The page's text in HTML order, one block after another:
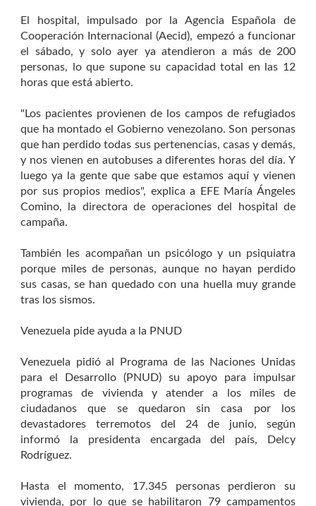
El hospital, impulsado por la Agencia Española de
Cooperación Internacional (Aecid), empezó a funcionar
el sábado, y solo ayer ya atendieron a más de 200
personas, lo que supone su capacidad total en las 12
horas que está abierto.
"Los pacientes provienen de los campos de refugiados
que ha montado el Gobierno venezolano. Son personas
que han perdido todas sus pertenencias, casas y demás,
y nos vienen en autobuses a diferentes horas del día. Y
luego ya la gente que sabe que estamos aquí y vienen
por sus propios medios", explica a EFE María Ángeles
Comino, la directora de operaciones del hospital de
campaña.
También les acompañan un psicólogo y un psiquiatra
porque miles de personas, aunque no hayan perdido
sus casas, se han quedado con una huella muy grande
tras los sismos.
Venezuela pide ayuda a la PNUD
Venezuela pidió al Programa de las Naciones Unidas
para el Desarrollo (PNUD) su apoyo para impulsar
programas de vivienda y atender a los miles de
ciudadanos que se quedaron sin casa por los
devastadores terremotos del 24 de junio, según
informó la presidenta encargada del país, Delcy
Rodríguez.
Hasta el momento, 17.345 personas perdieron su
vivienda, por lo que se habilitaron 79 campamentos